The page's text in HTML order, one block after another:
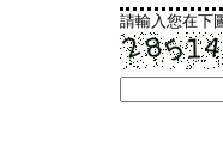
請輸入您在下